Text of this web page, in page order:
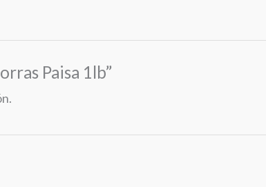
Paisa 1lb”